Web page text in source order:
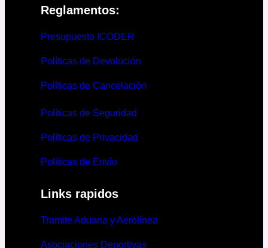
Reglamentos:
Presupuesto ICODER
Políticas de Devolución
Políticas de Cancelación
Políticas de Seguridad
Políticas de Privacidad
Políticas de Envío
Links rapidos
Tramite Aduana y Aerolínea
Asociaciones Deportivas